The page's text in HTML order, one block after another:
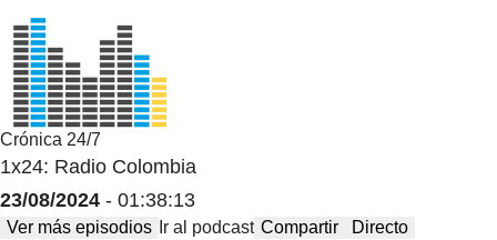
Crónica 24/7
1x24: Radio Colombia
23/08/2024 - 01:38:13
Ver más episodios Ir al podcast Compartir Directo